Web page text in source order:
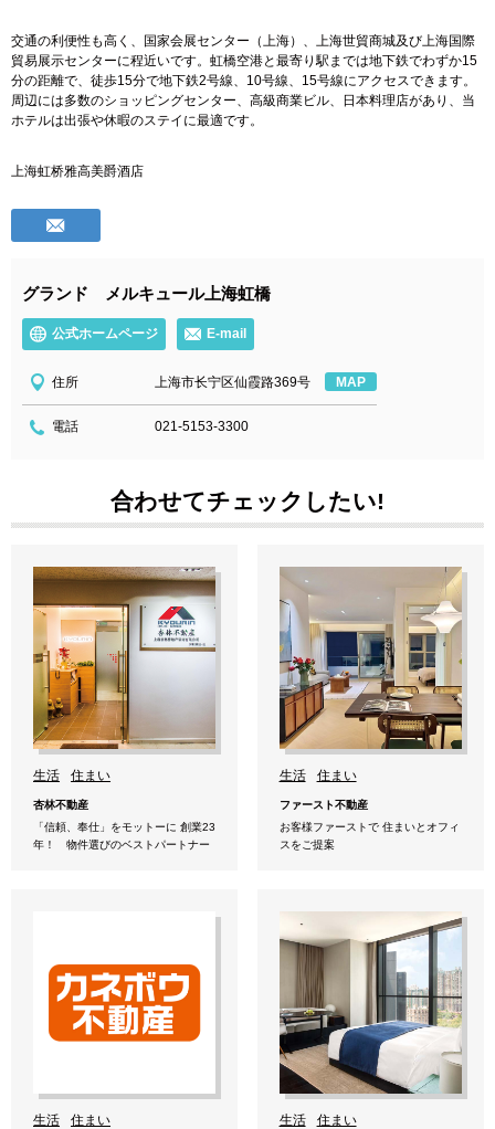
交通の利便性も高く、国家会展センター（上海）、上海世貿商城及び上海国際
貿易展示センターに程近いです。虹橋空港と最寄り駅までは地下鉄でわずか15
分の距離で、徒歩15分で地下鉄2号線、 10号線、 15号線にアクセスできます。
周辺には多数のショッピングセンター、高級商業ビル、日本料理店があり、当
ホテルは出張や休暇のステイに最適です。
上海虹桥雅高美爵酒店
グランド メルキュール上海虹橋
公式ホームページ E-mail
住所 上海市长宁区仙霞路369号 MAP
電話 021-5153-3300
合わせてチェックしたい!
生活 住まい
杏林不動産
「信頼、奉仕」をモットーに 創業23
年！ 物件選びのベストパートナー
生活 住まい
ファースト不動産
お客様ファーストで 住まいとオフィ
スをご提案
生活 住まい 生活 住まい